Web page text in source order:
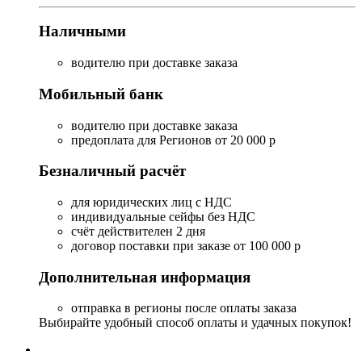
Наличными
водителю при доставке заказа
Мобильный банк
водителю при доставке заказа
предоплата для Регионов от 20 000 р
Безналичный расчёт
для юридических лиц с НДС
индивидуальные сейфы без НДС
счёт действителен 2 дня
договор поставки при заказе от 100 000 р
Дополнительная информация
отправка в регионы после оплаты заказа
Выбирайте удобный способ оплаты и удачных покупок!